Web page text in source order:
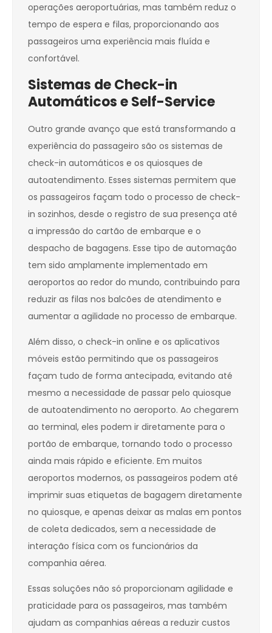
operações aeroportuárias, mas também reduz o
tempo de espera e filas, proporcionando aos
passageiros uma experiência mais fluída e
confortável.
Sistemas de Check-in
Automáticos e Self-Service
Outro grande avanço que está transformando a
experiência do passageiro são os sistemas de
check-in automáticos e os quiosques de
autoatendimento. Esses sistemas permitem que
os passageiros façam todo o processo de check-
in sozinhos, desde o registro de sua presença até
a impressão do cartão de embarque e o
despacho de bagagens. Esse tipo de automação
tem sido amplamente implementado em
aeroportos ao redor do mundo, contribuindo para
reduzir as filas nos balcões de atendimento e
aumentar a agilidade no processo de embarque.
Além disso, o check-in online e os aplicativos
móveis estão permitindo que os passageiros
façam tudo de forma antecipada, evitando até
mesmo a necessidade de passar pelo quiosque
de autoatendimento no aeroporto. Ao chegarem
ao terminal, eles podem ir diretamente para o
portão de embarque, tornando todo o processo
ainda mais rápido e eficiente. Em muitos
aeroportos modernos, os passageiros podem até
imprimir suas etiquetas de bagagem diretamente
no quiosque, e apenas deixar as malas em pontos
de coleta dedicados, sem a necessidade de
interação física com os funcionários da
companhia aérea.
Essas soluções não só proporcionam agilidade e
praticidade para os passageiros, mas também
ajudam as companhias aéreas a reduzir custos